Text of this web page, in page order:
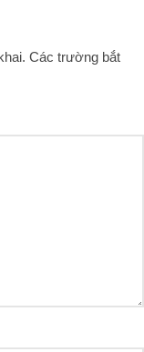
Các trường bắt